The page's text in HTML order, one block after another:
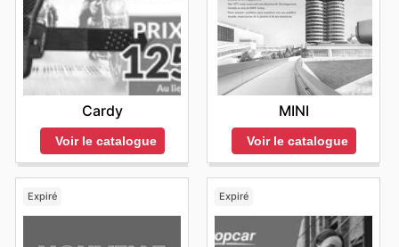
Cardy
Voir le catalogue
MINI
Voir le catalogue
Expiré Expiré